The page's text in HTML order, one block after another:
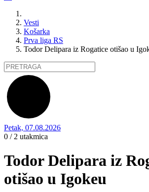
Vesti
Košarka
Prva liga RS
Todor Delipara iz Rogatice otišao u
Petak, 07.08.2026
0 / 2 utakmica
Todor Delipara iz
otišao u Igokeu